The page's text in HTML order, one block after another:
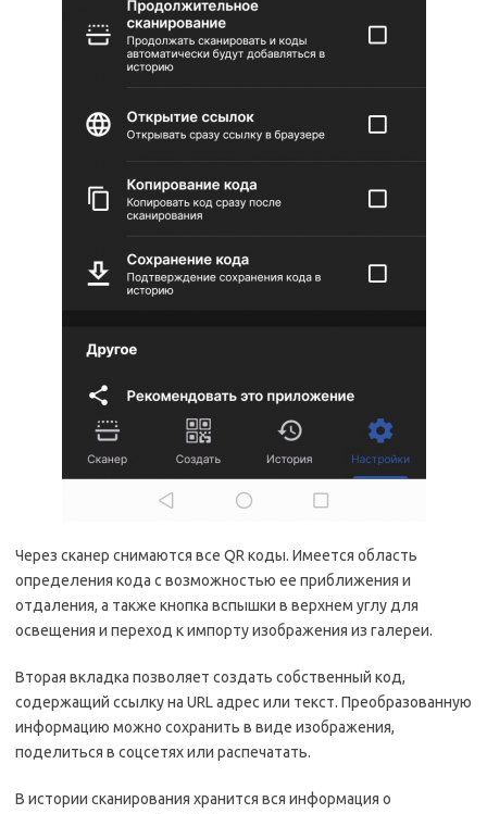
Через сканер снимаются все QR коды. Имеется область
определения кода с возможностью ее приближения и
отдаления, а также кнопка вспышки в верхнем углу для
освещения и переход к импорту изображения из галереи.
Вторая вкладка позволяет создать собственный код,
содержащий ссылку на URL адрес или текст. Преобразованную
информацию можно сохранить в виде изображения,
поделиться в соцсетях или распечатать.
В истории сканирования хранится вся информация о